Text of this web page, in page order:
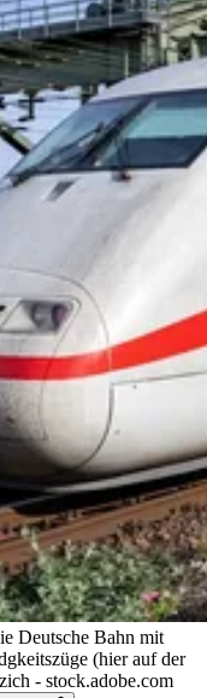
Deutsche Bahn mit
(hier auf der
- stock.adobe.com